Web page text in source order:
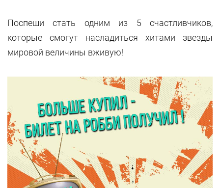
Поспеши стать одним из 5 счастливчиков,
которые смогут насладиться хитами звезды
мировой величины вживую!